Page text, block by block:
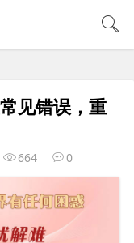
见错误，重
664 0